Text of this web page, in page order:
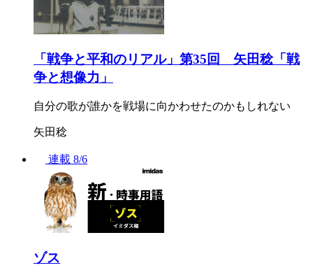
「戦争と平和のリアル」第35回 矢田稔「戦
争と想像力」
自分の歌が誰かを戦場に向かわせたのかもしれない
矢田稔
連載 8/6
ゾス